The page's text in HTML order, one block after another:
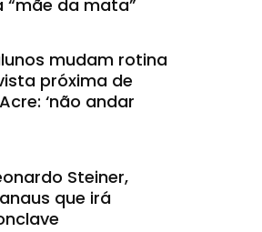
da mata”
mudam rotina
próxima de
‘não andar
Steiner,
que irá